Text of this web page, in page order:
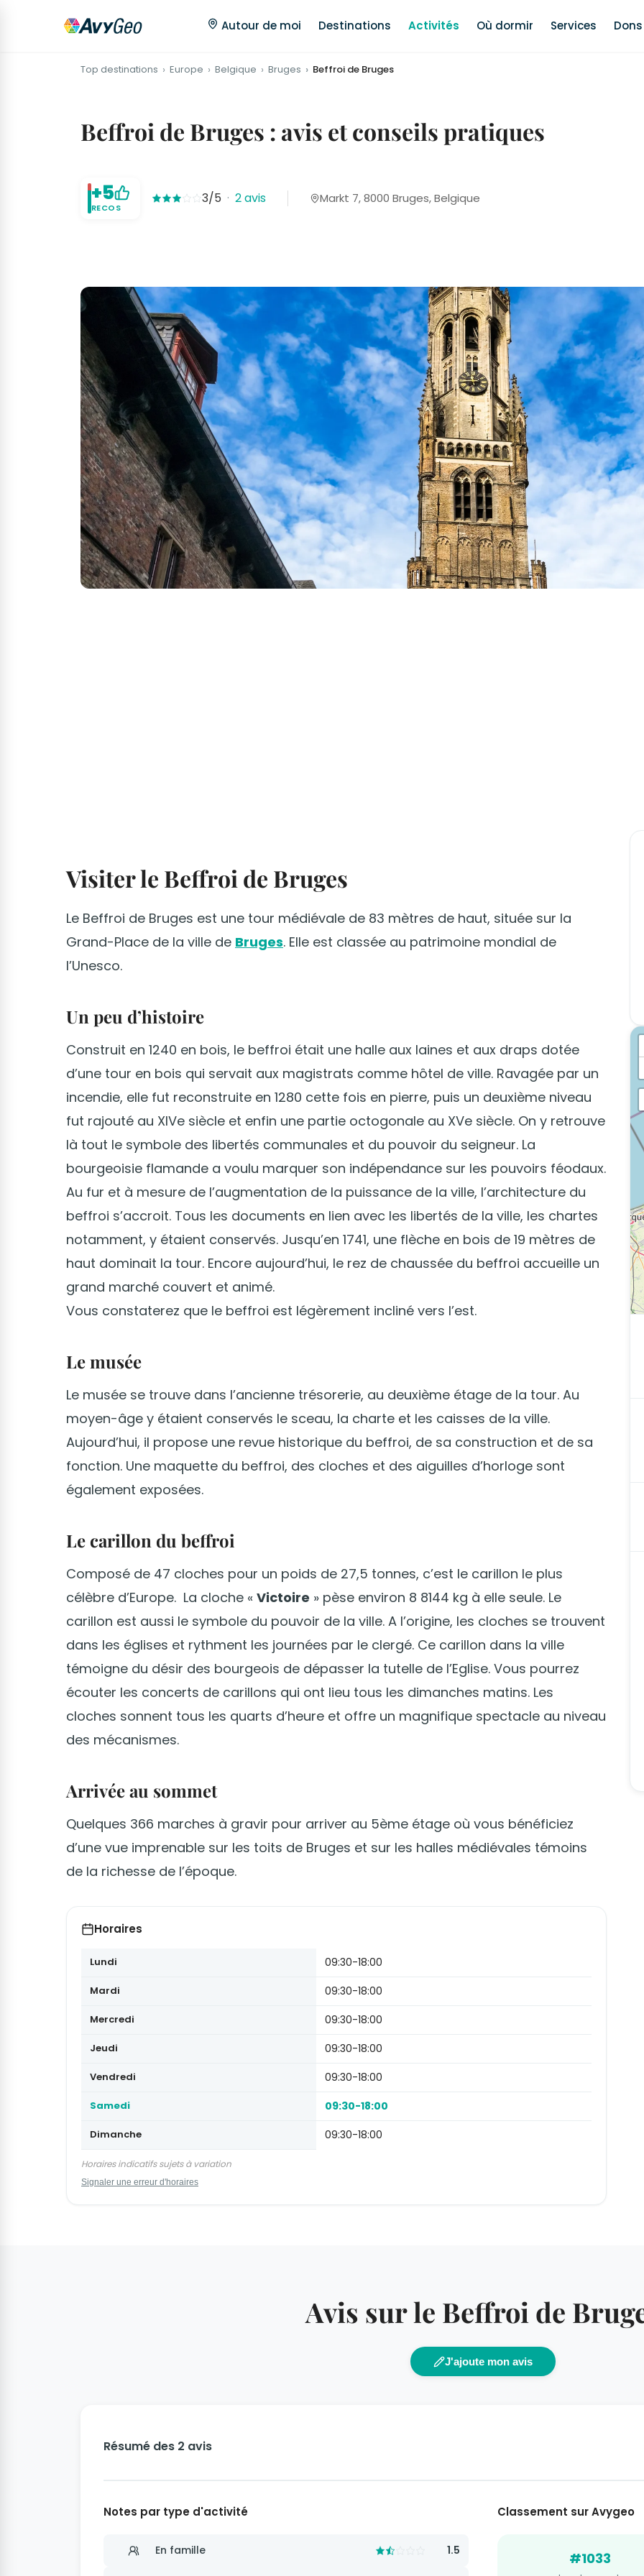
Autour de moi Destinations Activités Où dormir Services
Top destinations Europe Belgique Bruges Beffroi de Bruges
Beffroi de Bruges : avis et conseils pratiques
+5
RECOS
3/5 · 2 avis Markt 7, 8000 Bruges, Belgique
Visiter le Beffroi de Bruges
Le Beffroi de Bruges est une tour médiévale de 83 mètres de haut, située sur la
Grand-Place de la ville de Bruges. Elle est classée au patrimoine mondial de
l’Unesco.
Un peu d’histoire
Construit en 1240 en bois, le beffroi était une halle aux laines et aux draps dotée
d’une tour en bois qui servait aux magistrats comme hôtel de ville. Ravagée par un
incendie, elle fut reconstruite en 1280 cette fois en pierre, puis un deuxième niveau
fut rajouté au XIVe siècle et enfin une partie octogonale au XVe siècle. On y retrouve
là tout le symbole des libertés communales et du pouvoir du seigneur. La
bourgeoisie flamande a voulu marquer son indépendance sur les pouvoirs féodaux.
Au fur et à mesure de l’augmentation de la puissance de la ville, l’architecture du
beffroi s’accroit. Tous les documents en lien avec les libertés de la ville, les chartes
notamment, y étaient conservés. Jusqu’en 1741, une flèche en bois de 19 mètres de
haut dominait la tour. Encore aujourd’hui, le rez de chaussée du beffroi accueille un
grand marché couvert et animé.
Vous constaterez que le beffroi est légèrement incliné vers l’est.
Le musée
Le musée se trouve dans l’ancienne trésorerie, au deuxième étage de la tour. Au
moyen-âge y étaient conservés le sceau, la charte et les caisses de la ville.
Aujourd’hui, il propose une revue historique du beffroi, de sa construction et de sa
fonction. Une maquette du beffroi, des cloches et des aiguilles d’horloge sont
également exposées.
Le carillon du beffroi
Composé de 47 cloches pour un poids de 27,5 tonnes, c’est le carillon le plus
célèbre d’Europe. La cloche « Victoire » pèse environ 8 8144 kg à elle seule. Le
carillon est aussi le symbole du pouvoir de la ville. A l’origine, les cloches se trouvent
dans les églises et rythment les journées par le clergé. Ce carillon dans la ville
témoigne du désir des bourgeois de dépasser la tutelle de l’Eglise. Vous pourrez
écouter les concerts de carillons qui ont lieu tous les dimanches matins. Les
cloches sonnent tous les quarts d’heure et offre un magnifique spectacle au niveau
des mécanismes.
Arrivée au sommet
Quelques 366 marches à gravir pour arriver au 5ème étage où vous bénéficiez
d’une vue imprenable sur les toits de Bruges et sur les halles médiévales témoins
de la richesse de l’époque.
Horaires
Lundi 09:30-18:00
Mardi 09:30-18:00
Mercredi 09:30-18:00
Jeudi 09:30-18:00
Vendredi 09:30-18:00
Samedi 09:30-18:00
Dimanche 09:30-18:00
Horaires indicatifs sujets à variation
Signaler une erreur d'horaires
Avis sur le Beffroi de
J'ajoute mon avis
Résumé des 2 avis
Notes par type d'activité
En famille 1.5
Classement sur Avygeo
#1033